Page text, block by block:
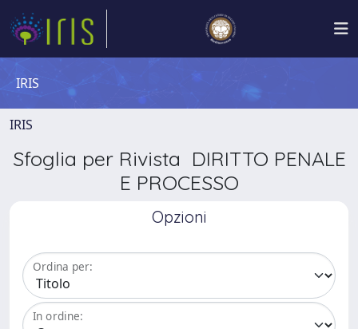
IRIS
IRIS
Sfoglia per Rivista DIRITTO PENALE
E PROCESSO
Opzioni
Ordina per:
In ordine: